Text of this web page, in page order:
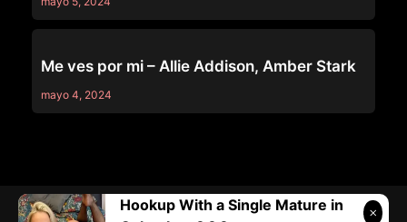
Hookup With a Single Mature in
Me ves por mi – Allie Addison, Amber Stark
mayo 4, 2024
Telegram: @vicivi3• Twitter: @subcolombia1• Correo: